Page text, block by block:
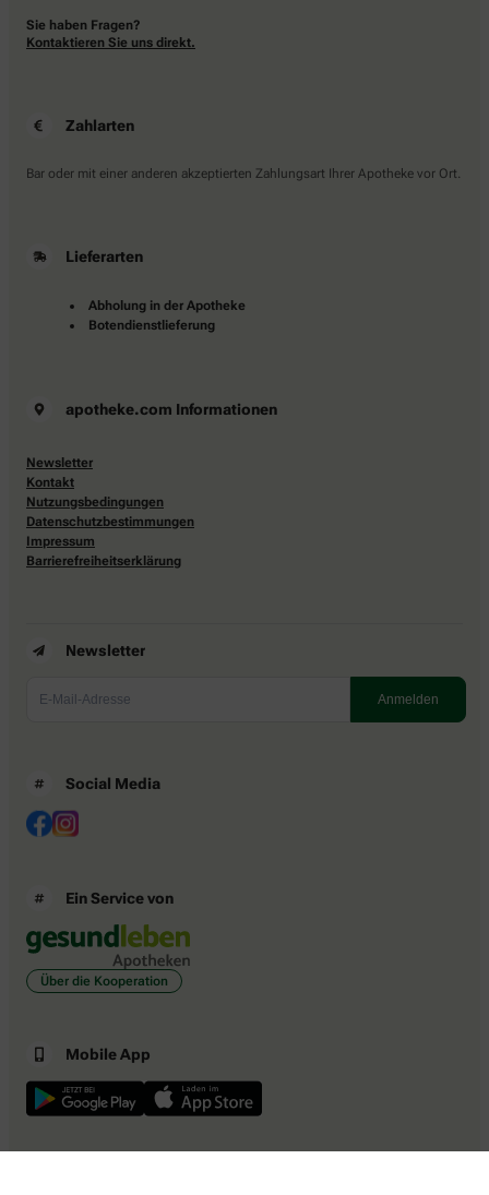
Sie haben Fragen?
Kontaktieren Sie uns direkt.
Zahlarten
Bar oder mit einer anderen akzeptierten Zahlungsart Ihrer Apotheke vor Ort.
Lieferarten
Abholung in der Apotheke
Botendienstlieferung
apotheke.com Informationen
Newsletter
Kontakt
Nutzungsbedingungen
Datenschutzbestimmungen
Impressum
Barrierefreiheitserklärung
Newsletter
Social Media
Ein Service von
Über die Kooperation
Mobile App